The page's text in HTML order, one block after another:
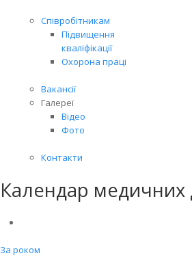
Співробітникам
Підвищення
кваліфікації
Охорона праці
Вакансії
Галереї
Відео
Фото
Контакти
Календар медичних
За роком